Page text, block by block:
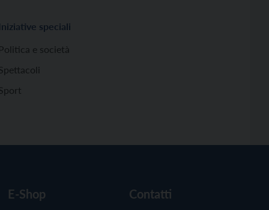
Iniziative speciali
Politica e società
E-Shop Contatti